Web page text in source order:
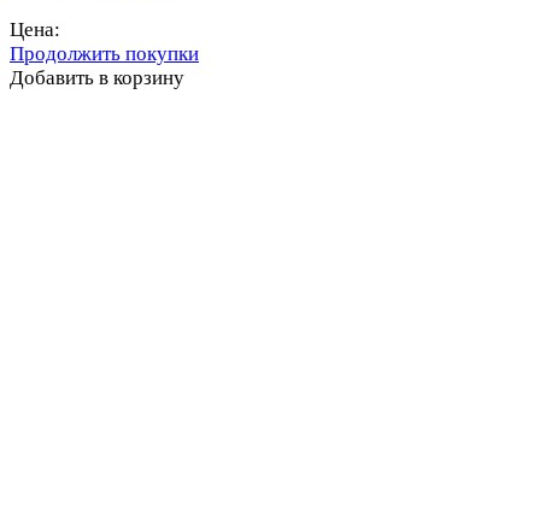
Цена:
Продолжить покупки
Добавить в корзину